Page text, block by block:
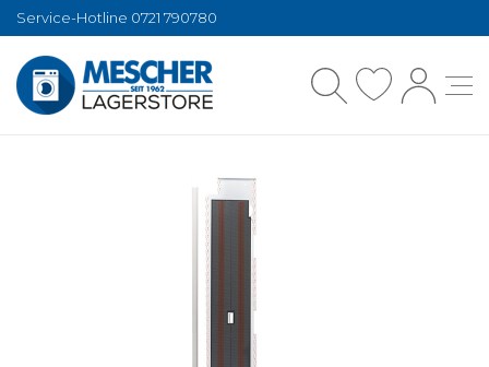
Service-Hotline 0721 790780